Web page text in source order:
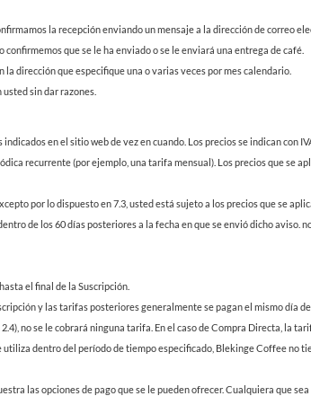
la recepción enviando un mensaje a la dirección de correo
que se le ha enviado o se le enviará una entrega de café.
dirección que especifique una o varias veces por mes calendario.
sin dar razones.
en el sitio web de vez en cuando. Los precios se indican con
recurrente (por ejemplo, una tarifa mensual). Los precios que se
por lo dispuesto en 7.3, usted está sujeto a los precios que se
de los 60 días posteriores a la fecha en que se envió dicho aviso.
el final de la Suscripción.
y las tarifas posteriores generalmente se pagan el mismo día
no se le cobrará ninguna tarifa. En el caso de Compra Directa, la
utiliza dentro del período de tiempo especificado, Blekinge Coffee no
las opciones de pago que se le pueden ofrecer. Cualquiera que